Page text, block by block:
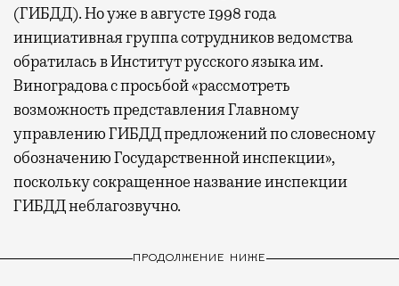
(ГИБДД). Но уже в августе 1998 года
инициативная группа сотрудников ведомства
обратилась в Институт русского языка им.
Виноградова с просьбой «рассмотреть
возможность представления Главному
управлению ГИБДД предложений по словесному
обозначению Государственной инспекции»,
поскольку сокращенное название инспекции
ГИБДД неблагозвучно.
ПРОДОЛЖЕНИЕ НИЖЕ